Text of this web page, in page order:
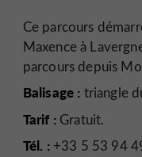
Ce parcours
Maxence à
parcours depuis
Balisage : triangle
Tarif :Gratuit.
Tél. :+33 5 53 94